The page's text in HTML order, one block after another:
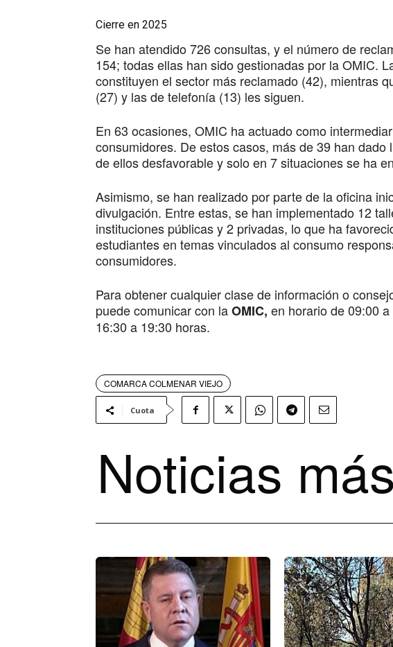
Cierre en 2025
Se han atendido 726 consultas, y el número de
154; todas ellas han sido gestionadas por la OMIC.
constituyen el sector más reclamado (42), mientras
(27) y las de telefonía (13) les siguen.
En 63 ocasiones, OMIC ha actuado como
consumidores. De estos casos, más de 39 han
de ellos desfavorable y solo en 7 situaciones se ha
Asimismo, se han realizado por parte de la oficina
divulgación. Entre estas, se han implementado 12
instituciones públicas y 2 privadas, lo que ha
estudiantes en temas vinculados al consumo
consumidores.
Para obtener cualquier clase de información o
puede comunicar con laOMIC, en horario de 09:00
16:30 a 19:30 horas.
COMARCA COLMENAR VIEJO
Cuota
Noticias